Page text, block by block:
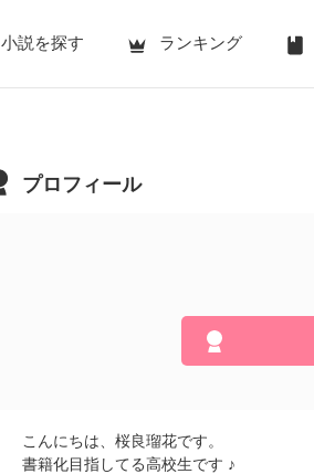
小説を探す ランキング
プロフィール
こんにちは、桜良瑠花です。
書籍化目指してる高校生です ♪